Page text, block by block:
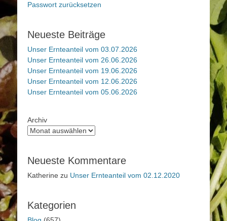
Passwort zurücksetzen
Neueste Beiträge
Unser Ernteanteil vom 03.07.2026
Unser Ernteanteil vom 26.06.2026
Unser Ernteanteil vom 19.06.2026
Unser Ernteanteil vom 12.06.2026
Unser Ernteanteil vom 05.06.2026
Archiv
Neueste Kommentare
Katherine zu Unser Ernteanteil vom 02.12.2020
Kategorien